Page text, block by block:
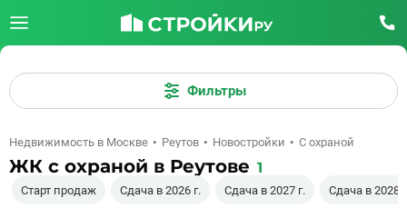
Фильтры
Недвижимость в Москве Реутов Новостройки С охраной
ЖК с охраной в Реутове 1
Старт продаж Сдача в 2026 г. Сдача в 2027 г. Сдача в 2028